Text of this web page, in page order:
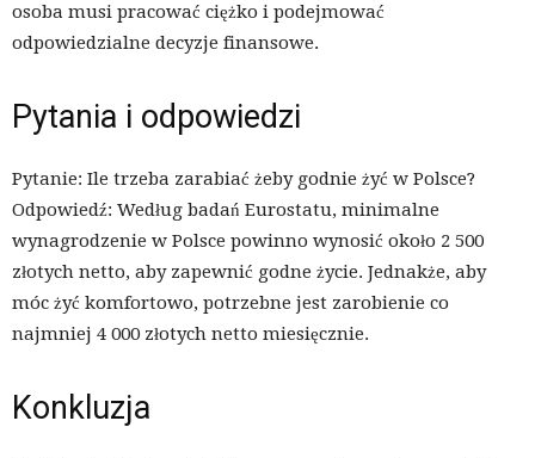
osoba musi pracować ciężko i podejmować
odpowiedzialne decyzje finansowe.
Pytania i odpowiedzi
Pytanie: Ile trzeba zarabiać żeby godnie żyć w Polsce?
Odpowiedź: Według badań Eurostatu, minimalne
wynagrodzenie w Polsce powinno wynosić około 2 500
złotych netto, aby zapewnić godne życie. Jednakże, aby
móc żyć komfortowo, potrzebne jest zarobienie co
najmniej 4 000 złotych netto miesięcznie.
Konkluzja